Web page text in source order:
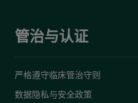
管治与认证
严格遵守临床管治守则
数据隐私与安全政策